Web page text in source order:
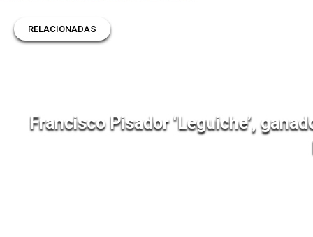
RELACIONADAS
Francisco Pisador ‘Leguiche’,